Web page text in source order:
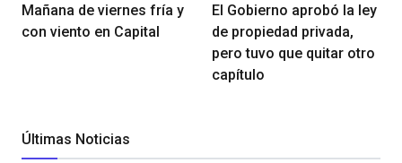
Mañana de viernes fría y
con viento en Capital
El Gobierno aprobó la ley
de propiedad privada,
pero tuvo que quitar otro
capítulo
Últimas Noticias